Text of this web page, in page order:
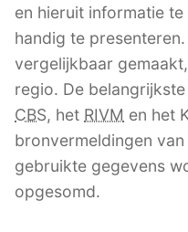
en hieruit informatie
handig te
vergelijkbaar
regio. De
CBS, het RIVM en het
bronvermeldingen
gebruikte gegevens
opgesomd.